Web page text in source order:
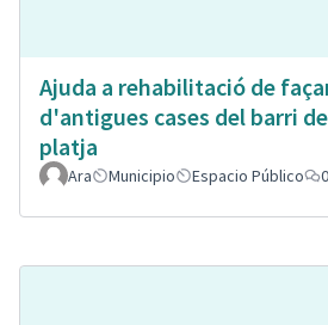
Ajuda a rehabilitació de
d'antigues cases del barri
platja
Ara Municipio Espacio Público 0